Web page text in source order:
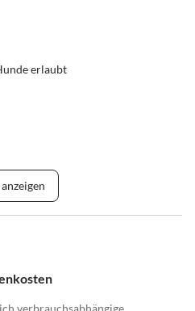
erlaubt